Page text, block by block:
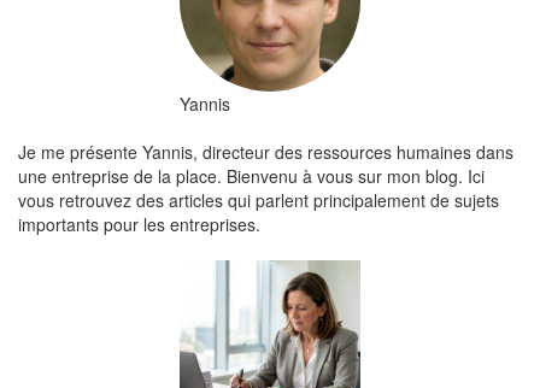
Yannis
Je me présente Yannis, directeur des ressources humaines dans
une entreprise de la place. Bienvenu à vous sur mon blog. Ici
vous retrouvez des articles qui parlent principalement de sujets
importants pour les entreprises.